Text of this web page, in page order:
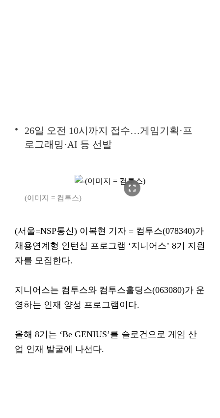
26일 오전 10시까지 접수…게임기획·프
로그래밍·AI 등 선발
fullscreen
(이미지 = 컴투스)
(서울=NSP통신) 이복현 기자 = 컴투스(078340)가
채용연계형 인턴십 프로그램 ‘지니어스’ 8기 지원
자를 모집한다.
지니어스는 컴투스와 컴투스홀딩스(063080)가 운
영하는 인재 양성 프로그램이다.
올해 8기는 ‘Be GENIUS’를 슬로건으로 게임 산
업 인재 발굴에 나선다.